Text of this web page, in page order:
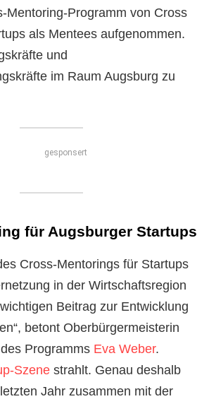
Mentoring-Programm von Cross
als Mentees aufgenommen.
und
im Raum Augsburg zu
gesponsert
für Augsburger Startups
Cross-Mentorings für Startups
in der Wirtschaftsregion
Beitrag zur Entwicklung
betont Oberbürgermeisterin
Programms Eva Weber.
Szene strahlt. Genau deshalb
Jahr zusammen mit der